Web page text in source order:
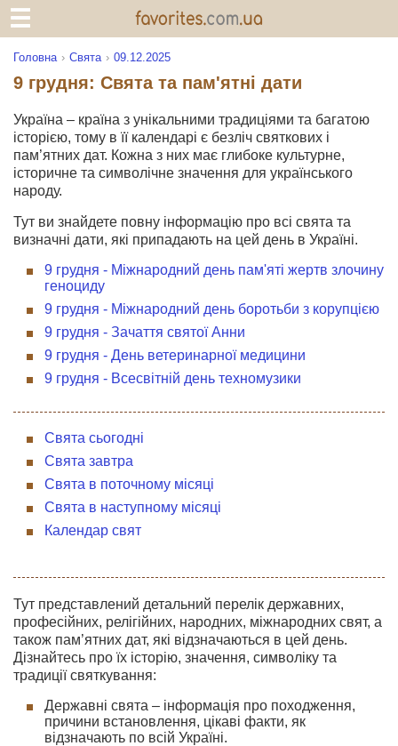
Головна Свята 09.12.2025
9 грудня: Свята та пам'ятні дати
Україна – країна з унікальними традиціями та багатою
історією, тому в її календарі є безліч святкових і
пам’ятних дат. Кожна з них має глибоке культурне,
історичне та символічне значення для українського
народу.
Тут ви знайдете повну інформацію про всі свята та
визначні дати, які припадають на цей день в Україні.
9 грудня - Міжнародний день пам'яті жертв злочину
геноциду
9 грудня - Міжнародний день боротьби з корупцією
9 грудня - Зачаття святої Анни
9 грудня - День ветеринарної медицини
9 грудня - Всесвітній день техномузики
Свята сьогодні
Свята завтра
Свята в поточному місяці
Свята в наступному місяці
Календар свят
Тут представлений детальний перелік державних,
професійних, релігійних, народних, міжнародних свят, а
також пам’ятних дат, які відзначаються в цей день.
Дізнайтесь про їх історію, значення, символіку та
традиції святкування:
Державні свята – інформація про походження,
причини встановлення, цікаві факти, як
відзначають по всій Україні.